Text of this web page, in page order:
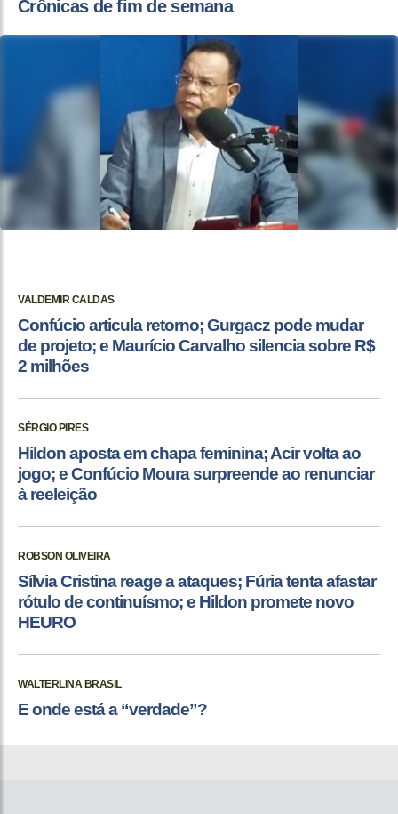
Crônicas de fim de semana
VALDEMIR CALDAS
Confúcio articula retorno; Gurgacz pode mudar
de projeto; e Maurício Carvalho silencia sobre R$
2 milhões
SÉRGIO PIRES
Hildon aposta em chapa feminina; Acir volta ao
jogo; e Confúcio Moura surpreende ao renunciar
à reeleição
ROBSON OLIVEIRA
Sílvia Cristina reage a ataques; Fúria tenta afastar
rótulo de continuísmo; e Hildon promete novo
HEURO
WALTERLINA BRASIL
E onde está a “verdade”?